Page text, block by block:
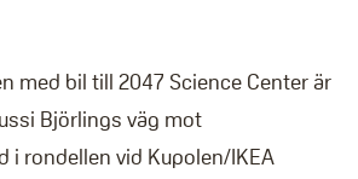
med bil till 2047 Science Center är
Björlings väg mot
i rondellen vid Kupolen/IKEA